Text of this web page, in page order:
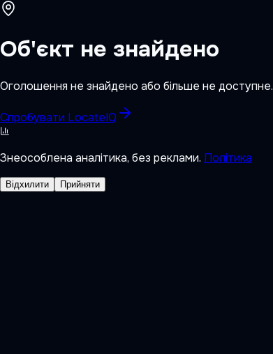
Об'єкт не знайдено
Оголошення не знайдено або більше не доступне.
Спробувати LocateIQ
Знеособлена аналітика, без реклами. Політика
Відхилити Прийняти